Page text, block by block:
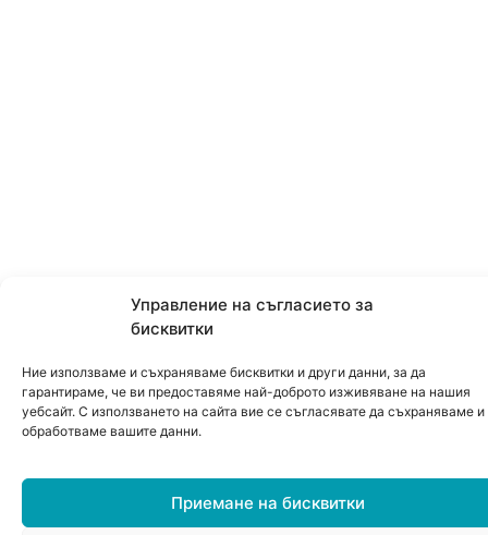
Управление на съгласието за
бисквитки
Ние използваме и съхраняваме бисквитки и други данни, за да
гарантираме, че ви предоставяме най-доброто изживяване на нашия
уебсайт. С използването на сайта вие се съгласявате да съхраняваме и
обработваме вашите данни.
Приемане на бисквитки